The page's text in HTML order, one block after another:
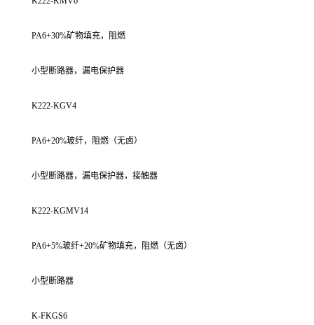
PA6+30%矿物填充，阻燃
小型断路器，漏电保护器
K222-KGV4
PA6+20%玻纤，阻燃（无卤）
小型断路器，漏电保护器，接触器
K222-KGMV14
PA6+5%玻纤+20%矿物填充，阻燃（无卤）
小型断路器
K-FKGS6